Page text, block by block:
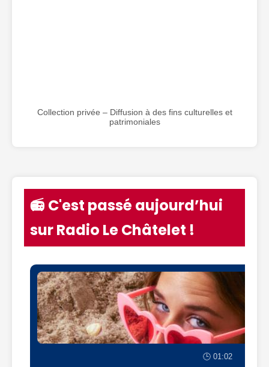
Collection privée – Diffusion à des fins culturelles et
patrimoniales
📻 C'est passé aujourd’hui
sur Radio Le Châtelet !
🕒 01:02